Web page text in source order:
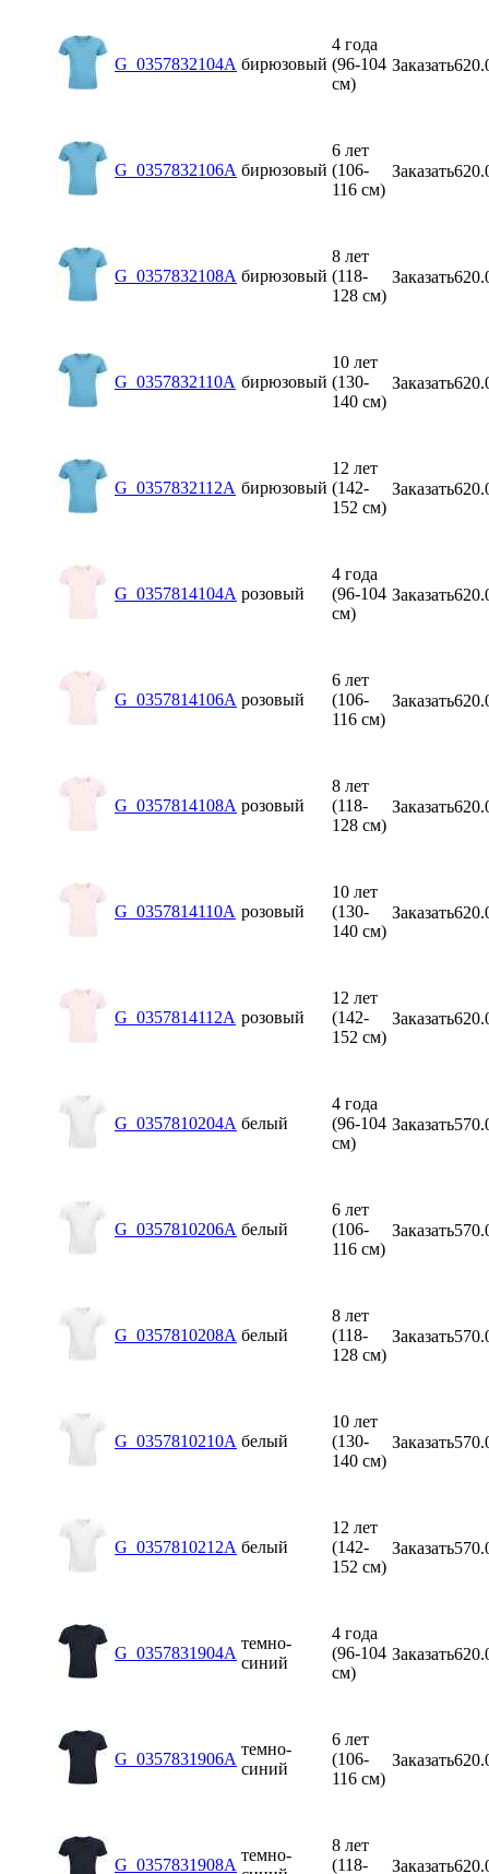
G_0357832104A бирюзовый
4 года
(96-104
см)
Заказать
G_0357832106A бирюзовый
6 лет
(106-
116 см)
Заказать
G_0357832108A бирюзовый
8 лет
(118-
128 см)
Заказать
G_0357832110A бирюзовый
10 лет
(130-
140 см)
Заказать
G_0357832112A бирюзовый
12 лет
(142-
152 см)
Заказать
G_0357814104A розовый
4 года
(96-104
см)
Заказать
G_0357814106A розовый
6 лет
(106-
116 см)
Заказать
G_0357814108A розовый
8 лет
(118-
128 см)
Заказать
G_0357814110A розовый
10 лет
(130-
140 см)
Заказать
G_0357814112A розовый
12 лет
(142-
152 см)
Заказать
G_0357810204A белый
4 года
(96-104
см)
Заказать
G_0357810206A белый
6 лет
(106-
116 см)
Заказать
G_0357810208A белый
8 лет
(118-
128 см)
Заказать
G_0357810210A белый
10 лет
(130-
140 см)
Заказать
G_0357810212A белый
12 лет
(142-
152 см)
Заказать
G_0357831904A
темно-
синий
4 года
(96-104
см)
Заказать
G_0357831906A
темно-
синий
6 лет
(106-
116 см)
Заказать
G_0357831908A
темно-
8 лет
(118-
Заказать